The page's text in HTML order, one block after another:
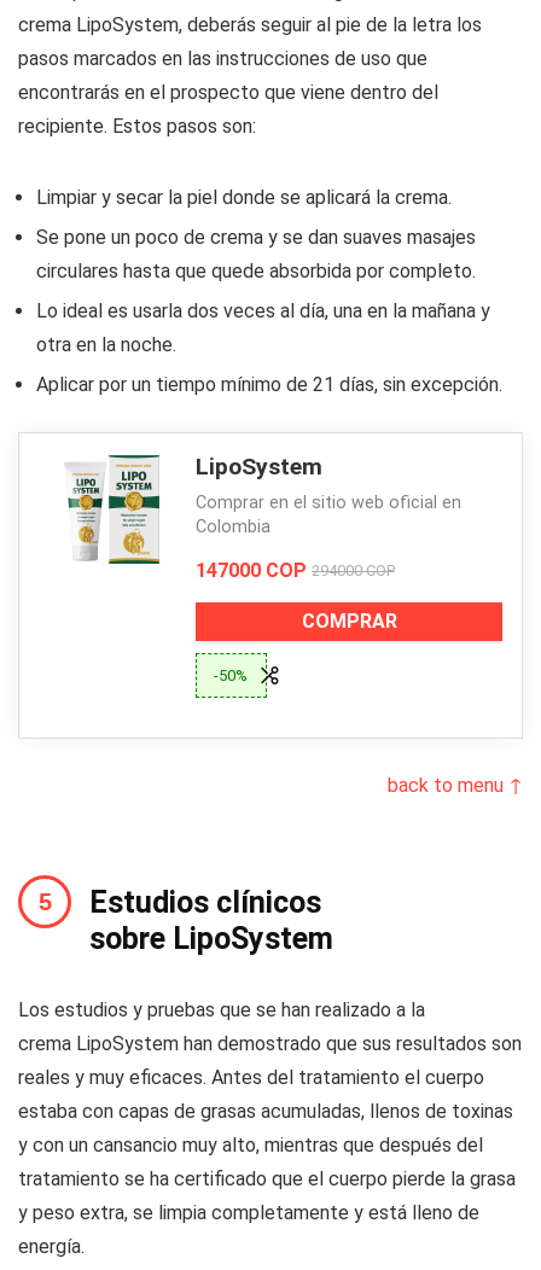
crema LipoSystem, deberás seguir al pie de la letra los
pasos marcados en las instrucciones de uso que
encontrarás en el prospecto que viene dentro del
recipiente. Estos pasos son:
Limpiar y secar la piel donde se aplicará la crema.
Se pone un poco de crema y se dan suaves masajes
circulares hasta que quede absorbida por completo.
Lo ideal es usarla dos veces al día, una en la mañana y
otra en la noche.
Aplicar por un tiempo mínimo de 21 días, sin excepción.
LipoSystem
Comprar en el sitio web oficial en
Colombia
147000 COP 294000 COP
COMPRAR
-50%
back to menu ↑
Estudios clínicos
sobre LipoSystem
Los estudios y pruebas que se han realizado a la
crema LipoSystem han demostrado que sus resultados son
reales y muy eficaces. Antes del tratamiento el cuerpo
estaba con capas de grasas acumuladas, llenos de toxinas
y con un cansancio muy alto, mientras que después del
tratamiento se ha certificado que el cuerpo pierde la grasa
y peso extra, se limpia completamente y está lleno de
energía.